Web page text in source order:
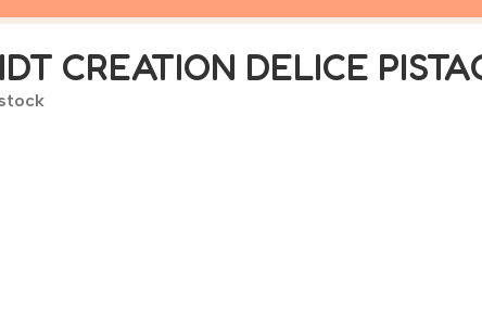
CREATION DELICE